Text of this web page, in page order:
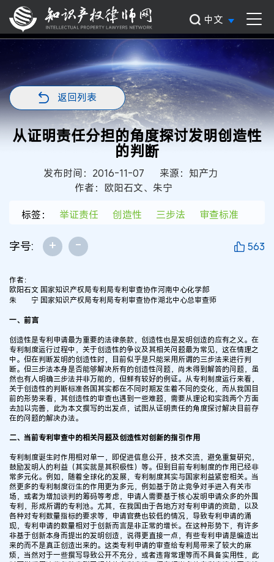
中文
返回列表
从证明责任分担的角度探讨发明创造性
的判断
发布时间：2016-11-07
来源：知产力
作者：欧阳石文、朱宁
标签：
举证责任 创造性 三步法 审查标准
字号: + - 563
作者：
欧阳石文 国家知识产权局专利局专利审查协作河南中心化学部
朱 宁 国家知识产权局专利局专利审查协作湖北中心总审查师
一、前言
创造性是专利申请最为重要的法律条款，创造性也是发明创造的应有之义。在
专利制度运行过程中，关于创造性的争议及其相关问题最为常见，这在情理之
中。但在判断发明的创造性时，目前似乎是只能采用所谓的三步法来进行判
断。但三步法本身是否能够解决所有的创造性问题，尚未得到解答的问题，虽
然也有人明确三步法并非万能的，但鲜有较好的例证。从专利制度运行来看，
关于创造性的判断标准各国其实都在不同时期发生着不同的变化，而从我国目
前的形势来看，其创造性的审查也遇到一些难题，需要从理论和实践两个方面
去加以完善，此为本文撰写的出发点，试图从证明责任的角度探讨解决目前存
在的问题的解决办法。
二、当前专利审查中的相关问题及创造性对创新的指引作用
专利制度诞生时作用相对单一，即促进信息公开，技术交流，避免重复研究，
鼓励发明人的利益（其实就是其积极性）等。但到目前专利制度的作用已经非
常多元化。例如，随着全球化的发展，专利制度其实与国家利益紧密相关。当
然更多的专利制度衍生的作用更为多元，例如基于防止竞争对手进入有关市
场，或者为增加谈判的筹码等考虑，申请人需要基于核心发明申请众多的外围
专利，形成所谓的专利池。尤其，在我国由于各地方对专利申请的资助，以及
各种对专利数量指标的要求等，申请官费也较低的情况，导致专利申请的涌
现，专利申请的数量相对于创新而言是非正常的增长。在这种形势下，有许多
非基于创新本身而提出的发明创造，说得更直接一点，有些专利申请是编造出
来的而不是真正创造出来的。这类专利申请的审查给专利局带来了较大的麻
烦，当然对于一些撰写导致公开不充分，或者违背常理等而不具备实用性，此